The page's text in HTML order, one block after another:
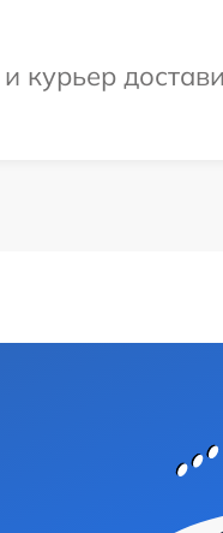
курьер